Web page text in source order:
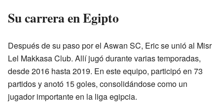
Su carrera en Egipto
Después de su paso por el Aswan SC, Eric se unió al Misr
Lel Makkasa Club. Allí jugó durante varias temporadas,
desde 2016 hasta 2019. En este equipo, participó en 73
partidos y anotó 15 goles, consolidándose como un
jugador importante en la liga egipcia.